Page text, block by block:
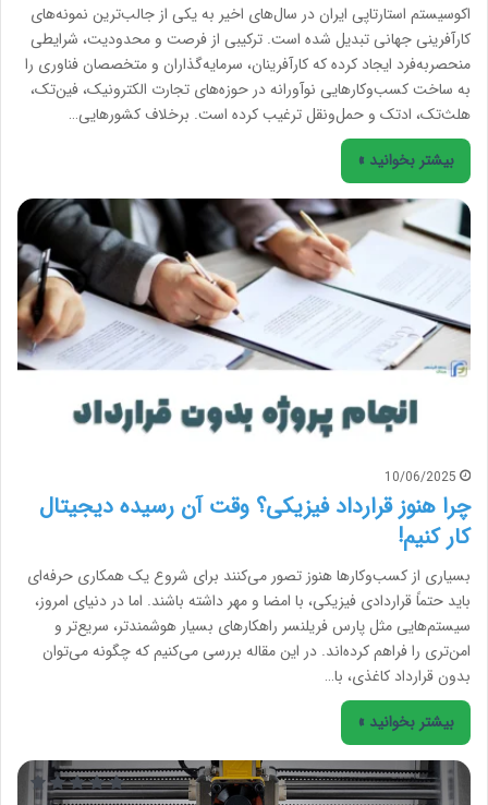
اکوسیستم استارتاپی ایران در سال‌های اخیر به یکی از جالب‌ترین نمونه‌های
کارآفرینی جهانی تبدیل شده است. ترکیبی از فرصت و محدودیت، شرایطی
منحصربه‌فرد ایجاد کرده که کارآفرینان، سرمایه‌گذاران و متخصصان فناوری را
به ساخت کسب‌وکارهایی نوآورانه در حوزه‌های تجارت الکترونیک، فین‌تک،
هلث‌تک، ادتک و حمل‌ونقل ترغیب کرده است. برخلاف کشورهایی…
بیشتر بخوانید »
10/06/2025
چرا هنوز قرارداد فیزیکی؟ وقت آن رسیده دیجیتال
کار کنیم!
بسیاری از کسب‌وکارها هنوز تصور می‌کنند برای شروع یک همکاری حرفه‌ای
باید حتماً قراردادی فیزیکی، با امضا و مهر داشته باشند. اما در دنیای امروز،
سیستم‌هایی مثل پارس فریلنسر راهکارهای بسیار هوشمندتر، سریع‌تر و
امن‌تری را فراهم کرده‌اند. در این مقاله بررسی می‌کنیم که چگونه می‌توان
بدون قرارداد کاغذی، با…
بیشتر بخوانید »